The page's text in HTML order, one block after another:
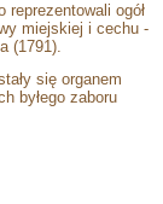
ogół
miejskiej i cechu -
(1791).
się organem
byłego zaboru